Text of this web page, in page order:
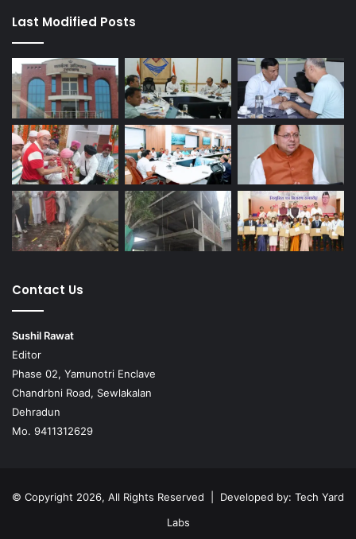
Last Modified Posts
Contact Us
Sushil Rawat
Editor
Phase 02, Yamunotri Enclave
Chandrbni Road, Sewlakalan
Dehradun
Mo. 9411312629
© Copyright 2026, All Rights Reserved | Developed by: Tech Yard
Labs